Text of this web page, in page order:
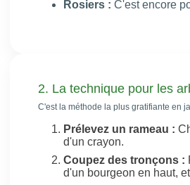
Rosiers : C'est encore
2. La technique pour les
C'est la méthode la plus gratifiante en
Prélevez un rameau :
d'un crayon.
Coupez des tronçons :
d'un bourgeon en haut,